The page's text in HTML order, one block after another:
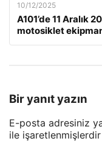
10/12/2025
A101’de 11 Aralık
motosiklet
Bir yanıt yazın
E-posta adresiniz
ile işaretlenmişlerdir